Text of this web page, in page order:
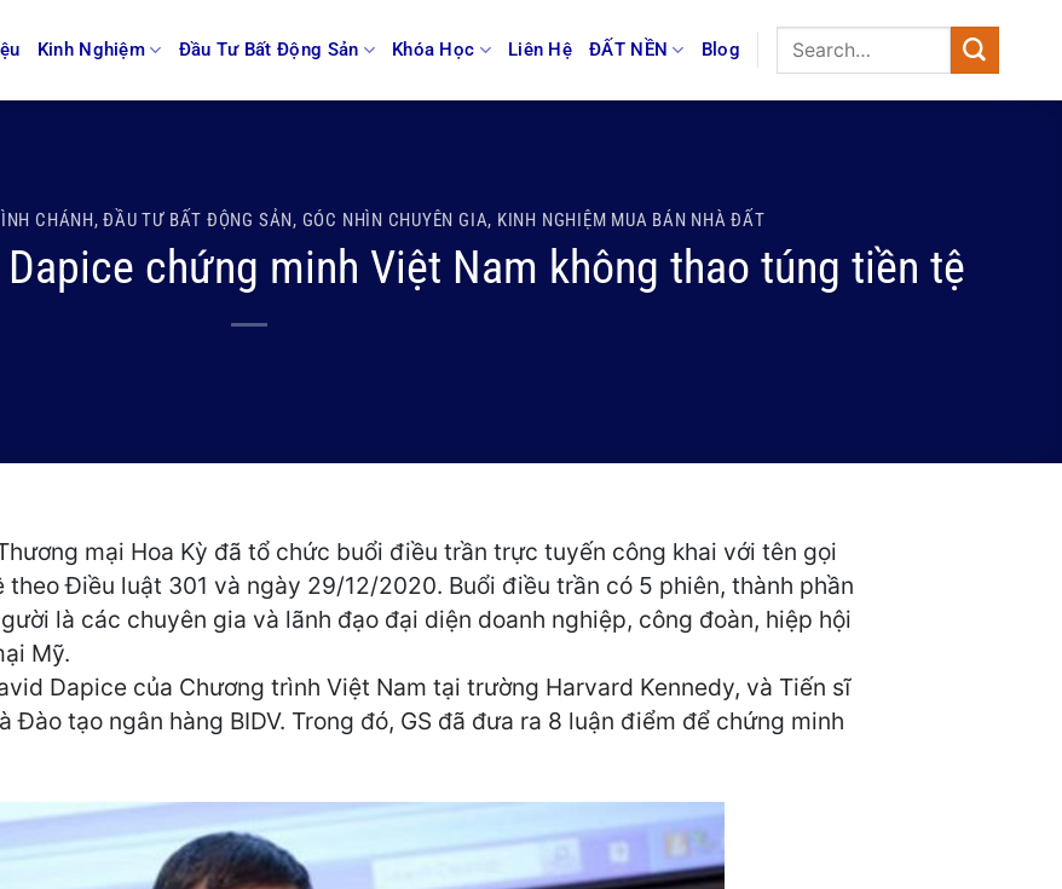
Kinh Nghiệm Đầu Tư Bất Động Sản Khóa Học Liên Hệ ĐẤT NỀN Blog
CHÁNH,ĐẦU TƯ BẤT ĐỘNG SẢN, GÓC NHÌN CHUYÊN GIA, KINH NGHIỆM MUA BÁN NHÀ ĐẤT
chứng minh Việt Nam không thao túng tiền tệ
mại Hoa Kỳ đã tổ chức buổi điều trần trực tuyến công khai với tên gọi
Điều luật 301 và ngày 29/12/2020. Buổi điều trần có 5 phiên, thành phần
là các chuyên gia và lãnh đạo đại diện doanh nghiệp, công đoàn, hiệp hội
Mỹ.
Dapice của Chương trình Việt Nam tại trường Harvard Kennedy, và Tiến sĩ
Đào tạo ngân hàng BIDV. Trong đó, GS đã đưa ra 8 luận điểm để chứng minh